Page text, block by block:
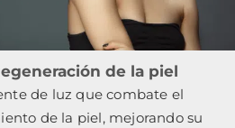
de la piel
de luz que combate el
de la piel, mejorando su